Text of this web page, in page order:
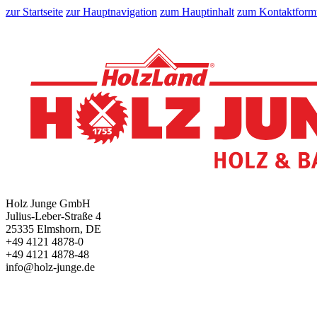
zur Startseite zur Hauptnavigation zum Hauptinhalt zum
Holz Junge GmbH
Julius-Leber-Straße 4
25335 Elmshorn, DE
+49 4121 4878-0
+49 4121 4878-48
info@holz-junge.de